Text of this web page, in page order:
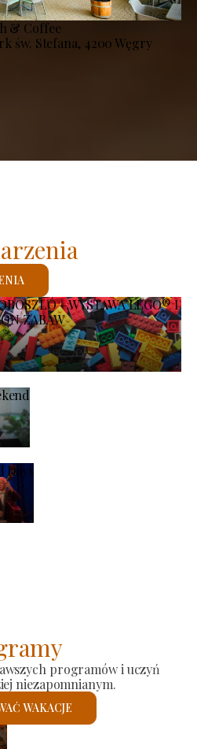
& Coffee
św. Stefana, 4200 Węgry
– WYSTAWA LEGO® I
ZABAW
Days
programów i uczyń
niezapomnianym.
WAKACJE